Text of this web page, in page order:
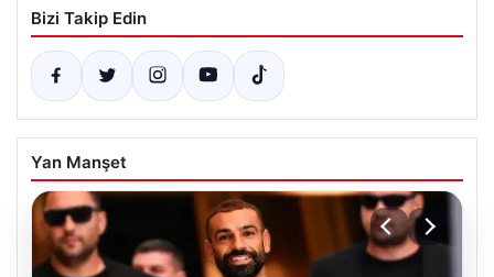
Bizi Takip Edin
Yan Manşet